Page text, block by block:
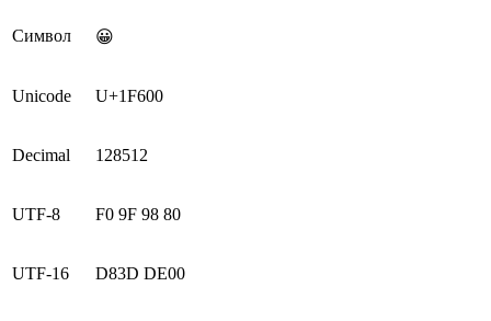
Символ 😀
Unicode U+1F600
Decimal 128512
UTF-8 F0 9F 98 80
UTF-16 D83D DE00